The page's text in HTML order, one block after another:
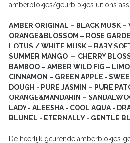
amberblokjes/geurblokjes uit ons
AMBER ORIGINAL – BLACK MUSK –
ORANGE&BLOSSOM – ROSE
LOTUS / WHITE MUSK – BABY
SUMMER MANGO – CHERRY
BAMBOO – AMBER WILD FIG –
CINNAMON – GREEN APPLE -
DOUGH - PURE JASMIN – PURE
ORANGE&MANDARIN –
LADY - ALEESHA - COOL AQUA -
BLUNEL - ETERNALLY - GENTLE
De heerlijk geurende amberblokjes